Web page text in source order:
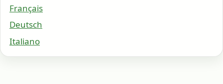
Français
Deutsch
Italiano